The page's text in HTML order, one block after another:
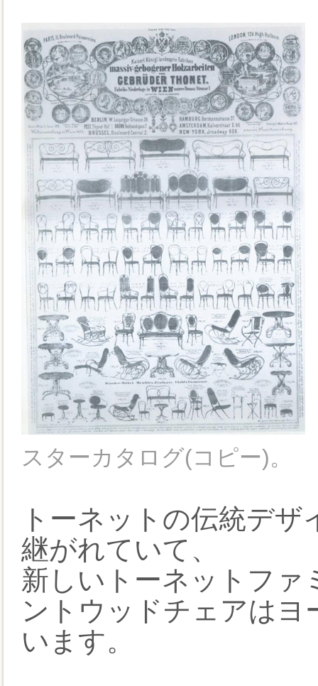
スターカタログ(コピー)。
トーネットの伝統デ
継がれていて、
新しいトーネットファ
ントウッドチェアは
います。